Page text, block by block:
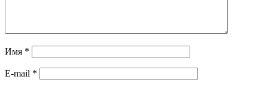
Имя *
E-mail *